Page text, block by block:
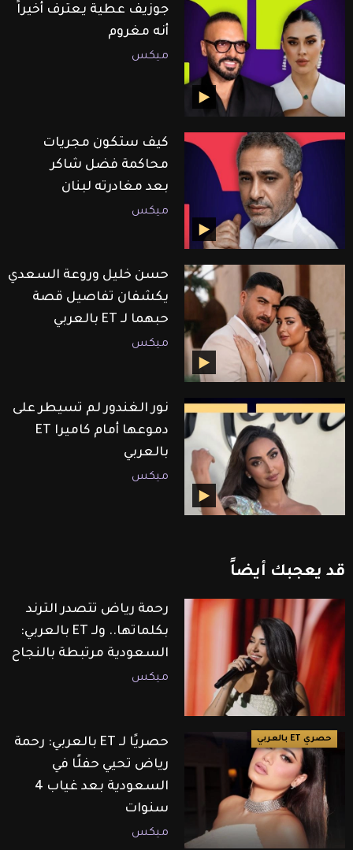
جوزيف عطية يعترف أخيراً
أنه مغروم
ميكس
كيف ستكون مجريات
محاكمة فضل شاكر
بعد مغادرته لبنان
ميكس
حسن خليل وروعة السعدي
يكشفان تفاصيل قصة
حبهما لـ ET بالعربي
ميكس
نور الغندور لم تسيطر على
دموعها أمام كاميرا ET
بالعربي
ميكس
قد يعجبك أيضاً
رحمة رياض تتصدر الترند
بكلماتها.. ولـ ET بالعربي:
السعودية مرتبطة بالنجاح
ميكس
حصري ET بالعربي
حصريًا لـ ET بالعربي: رحمة
رياض تحيي حفلًا في
السعودية بعد غياب 4
سنوات
ميكس